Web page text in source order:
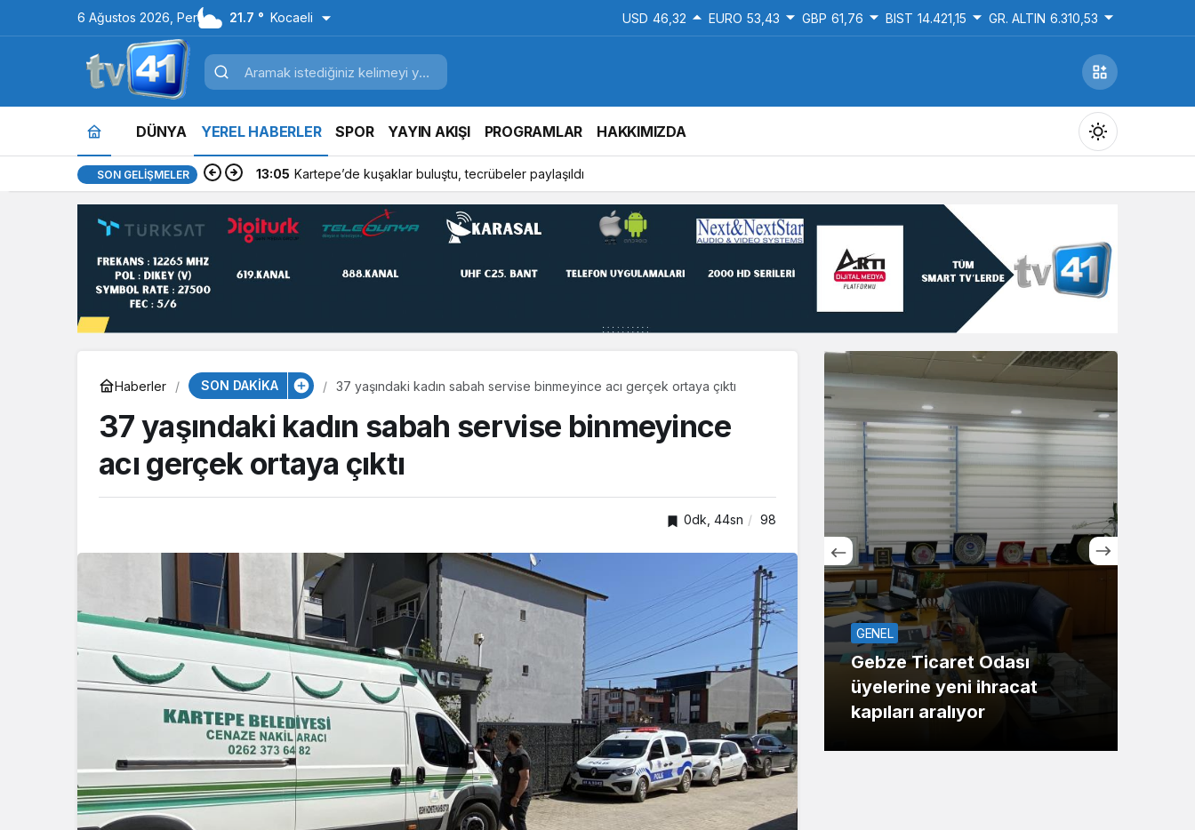
6 Ağustos 2026, Per 21.7 ° Kocaeli USD 46,32 EURO 53,43 GBP 61,76 BIST 14.421,15 GR. ALTIN 6.310,53
DÜNYA YEREL HABERLER SPOR YAYIN AKIŞI PROGRAMLAR HAKKIMIZDA
Gündüz Modu
Gündüz modunu seçin.
Gece modunu seçin.
Sistem Modu
Sistem modunu seçin.
SON GELIŞMELER 13:05 Kartepe’de kuşaklar buluştu, tecrübeler paylaşıldı
Haberler SON DAKİKA 37 yaşındaki kadın sabah servise binmeyince acı gerçek ortaya çıktı
37 yaşındaki kadın sabah servise binmeyince
acı gerçek ortaya çıktı
0dk, 44sn 98
Kocaeli Emniyeti’nden
aranan şahıslara yönelik
operasyon: İki hükümlü
yakalandı
TOP20HABER
Kartepe’de kuşaklar
buluştu, tecrübeler
paylaşıldı
GENEL
Gebze Ticaret Odası
üyelerine yeni ihracat
kapıları aralıyor